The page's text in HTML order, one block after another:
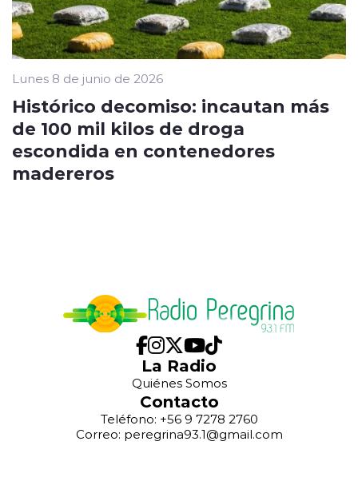
Lunes 8 de junio de 2026
Histórico decomiso: incautan más
de 100 mil kilos de droga
escondida en contenedores
madereros
La Radio
Quiénes Somos
Contacto
Teléfono: +56 9 7278 2760
Correo: peregrina93.1@gmail.com